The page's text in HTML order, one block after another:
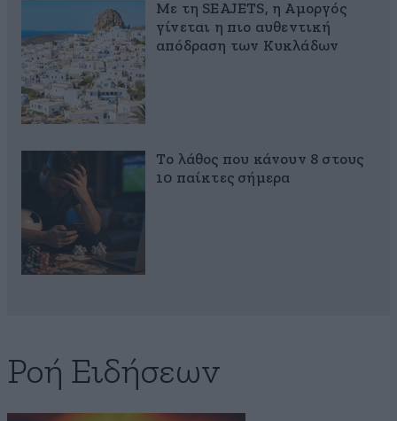
Με τη SEAJETS, η Αμοργός
γίνεται η πιο αυθεντική
απόδραση των Κυκλάδων
Το λάθος που κάνουν 8 στους
10 παίκτες σήμερα
Ροή Ειδήσεων